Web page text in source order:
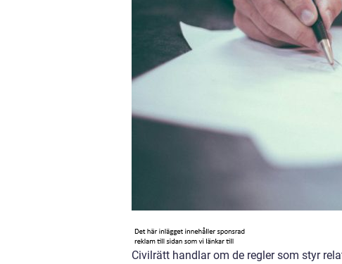
Civilrätt handlar om de regler som styr